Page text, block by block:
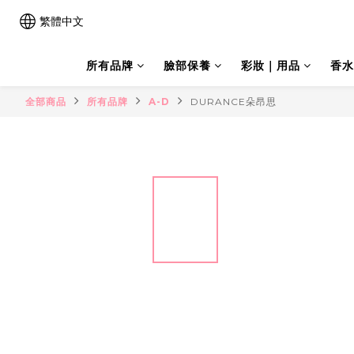
繁體中文
所有品牌 臉部保養 彩妝｜用品 香
全部商品 所有品牌 A-D DURANCE朵昂思